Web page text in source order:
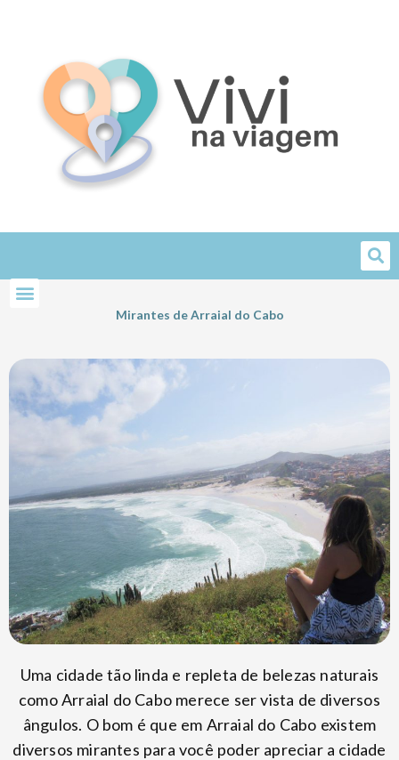
Mirantes de Arraial do Cabo
Uma cidade tão linda e repleta de belezas naturais
como Arraial do Cabo merece ser vista de diversos
ângulos. O bom é que em Arraial do Cabo existem
diversos mirantes para você poder apreciar a cidade